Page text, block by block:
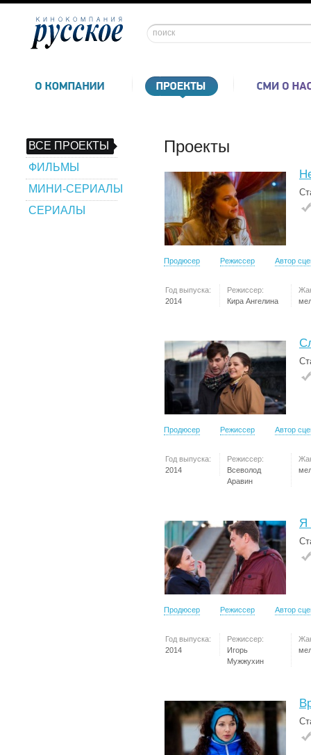
ВСЕ ПРОЕКТЫ
ФИЛЬМЫ
МИНИ-СЕРИАЛЫ
СЕРИАЛЫ
Проекты
Продюсер Режиссер Автор
Год выпуска:
2014
Режиссер:
Кира Ангелина
Продюсер Режиссер Автор
Год выпуска:
2014
Режиссер:
Всеволод
Аравин
Я
Продюсер Режиссер Автор
Год выпуска:
2014
Режиссер:
Игорь
Мужжухин